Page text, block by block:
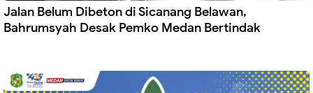
Jalan Belum Dibeton di Sicanang Belawan,
Bahrumsyah Desak Pemko Medan Bertindak